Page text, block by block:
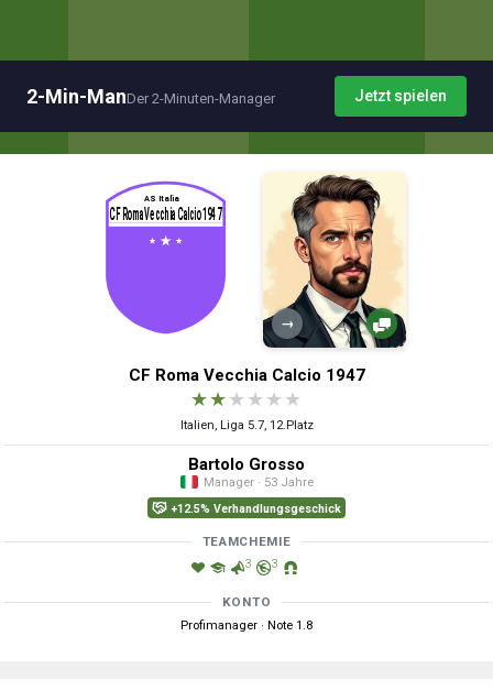
2-Min-ManDer 2-Minuten-Manager Jetzt spielen
→
CF Roma Vecchia Calcio 1947
★★★ ★ ★ ★
Italien, Liga 5.7, 12.Platz
Bartolo Grosso
Manager · 53 Jahre
+12.5% Verhandlungsgeschick
TEAMCHEMIE
3 3
KONTO
Profimanager · Note 1.8